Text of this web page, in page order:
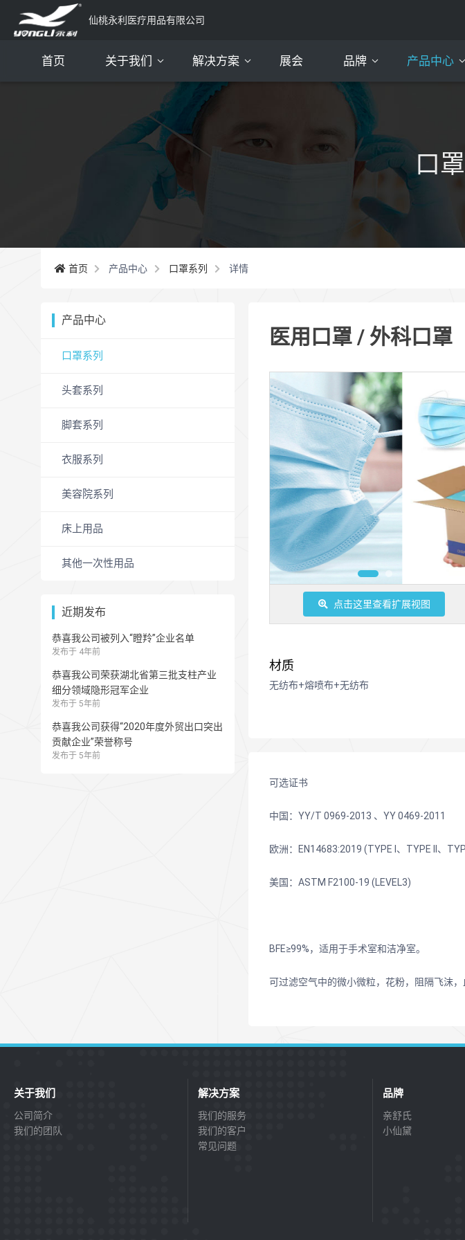
仙桃永利医疗用品有限公司
首页 关于我们 解决方案
我们的服务
我们的客户
常见问题
展会 品牌
亲舒氏
小仙黛
产品中心
口
首页 产品中心 口罩系列 详情
产品中心
口罩系列
头套系列
脚套系列
衣服系列
美容院系列
床上用品
其他一次性用品
近期发布
恭喜我公司被列入“瞪羚”企业名单
发布于 4年前
恭喜我公司荣获湖北省第三批支柱产业
细分领域隐形冠军企业
发布于 5年前
恭喜我公司获得“2020年度外贸出口突出
贡献企业”荣誉称号
发布于 5年前
医用口罩 / 外科口罩
点击这里查看扩展视图
材质
无纺布+熔喷布+无纺布
可选证书
中国：YY/T 0969-2013 、YY 0469-2011
欧洲：EN14683:2019 (TYPE I、TYPE II、
美国：ASTM F2100-19 (LEVEL3)
BFE≥99%，适用于手术室和洁净室。
可过滤空气中的微小微粒，花粉，阻隔飞沫，
关于我们
公司简介
我们的团队
解决方案
我们的服务
我们的客户
常见问题
品牌
亲舒氏
小仙黛